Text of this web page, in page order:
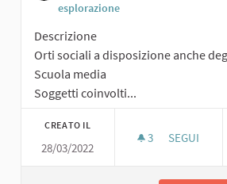
esplorazione
Descrizione
Orti sociali a disposizione anche
Scuola media
Soggetti coinvolti...
CREATO IL
28/03/2022
3 3
SEGUI